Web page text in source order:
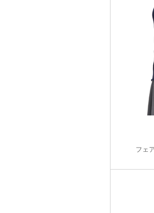
フェ